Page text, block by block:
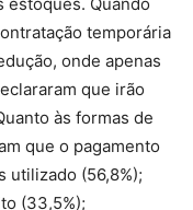
estoques. Quando
temporária
onde apenas
que irão
às formas de
que o pagamento
utilizado (56,8%);
(33,5%);